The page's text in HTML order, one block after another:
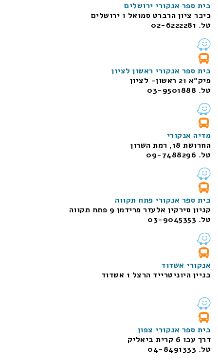
בית ספר אנקורי ירושלים
כיכר ציון הרברט סמואל 1
ירושלים
טל. 02-6222281
בית ספר אנקורי ראשון לציון
פיק“א 21 ראשון- לציון
טל. 03-9501888
מדיה אנקורי
החרושת 18, רמת השרון
טל. 09-7488296
בית ספר אנקורי פתח תקווה
קניון סירקין אלעזר פרידמן 9 פתח תקווה
טל. 03-9045353
אנקורי אשדוד
בניין היוניטרייד הרצל 1 אשדוד
בית ספר אנקורי צפון
דרך עכו 6 קרית ביאליק
טל. 04-8491333